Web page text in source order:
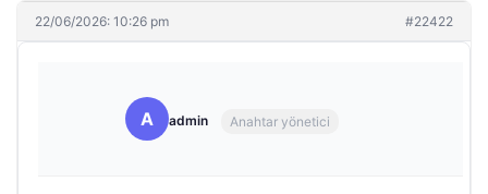
22/06/2026: 10:26 pm #22422
A admin Anahtar yönetici